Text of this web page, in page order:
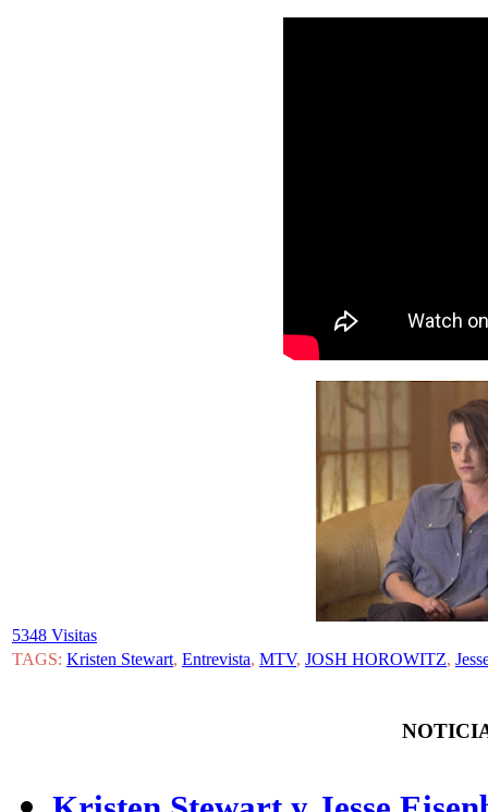
5348 Visitas
TAGS: Kristen Stewart, Entrevista, MTV, JOSH HOROWITZ,